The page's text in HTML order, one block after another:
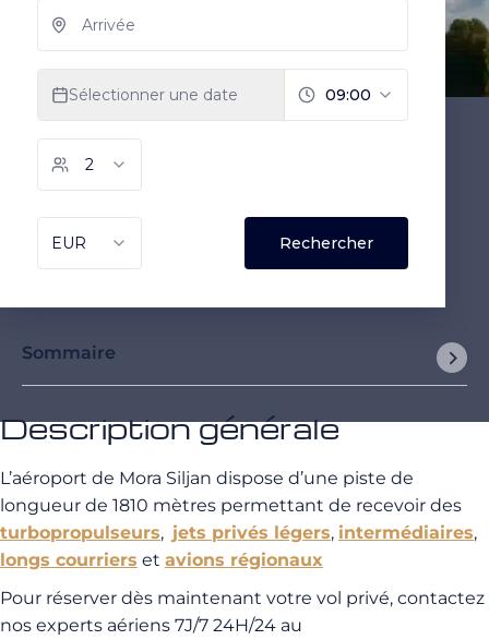
Sommaire
Description générale
L’aéroport de Mora Siljan dispose d’une piste de
longueur de 1810 mètres permettant de recevoir des
turbopropulseurs, jets privés légers, intermédiaires,
longs courriers et avions régionaux
Pour réserver dès maintenant votre vol privé, contactez
nos experts aériens 7J/7 24H/24 au